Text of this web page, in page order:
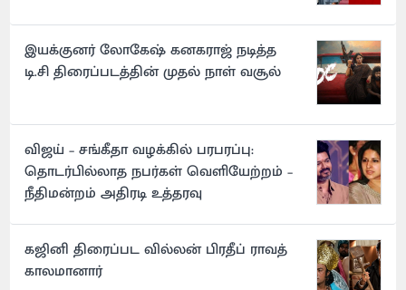
இயக்குனர் லோகேஷ் கனகராஜ் நடித்த
டி.சி திரைப்படத்தின் முதல் நாள் வசூல்
விஜய் – சங்கீதா வழக்கில் பரபரப்பு:
தொடர்பில்லாத நபர்கள் வெளியேற்றம் –
நீதிமன்றம் அதிரடி உத்தரவு
கஜினி திரைப்பட வில்லன் பிரதீப் ராவத்
காலமானார்